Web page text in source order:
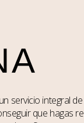
servicio integral
que hagas